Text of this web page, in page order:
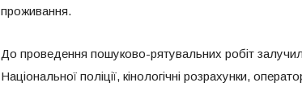
проживання.
До проведення пошуково-рятувальних робіт
Національної поліції, кінологічні розрахунки,